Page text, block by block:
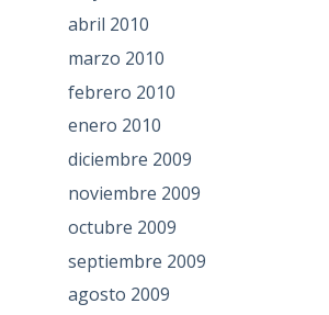
abril 2010
marzo 2010
febrero 2010
enero 2010
diciembre 2009
noviembre 2009
octubre 2009
septiembre 2009
agosto 2009